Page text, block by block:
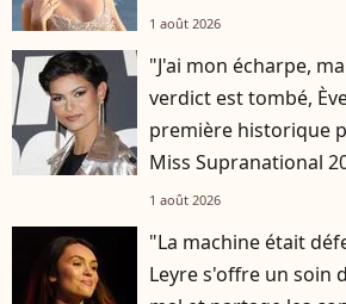
1 août 2026
"J'ai mon écharpe,
verdict est tombé,
première historique
Miss Supranational
1 août 2026
"La machine était
Leyre s'offre un soin